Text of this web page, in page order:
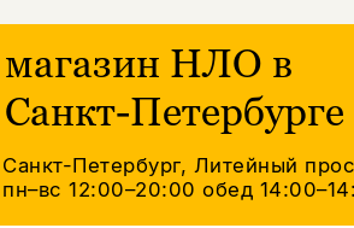
магазин НЛО в
Санкт-Петербурге
Санкт-Петербург, Литейный
пн–вс 12:00–20:00обед